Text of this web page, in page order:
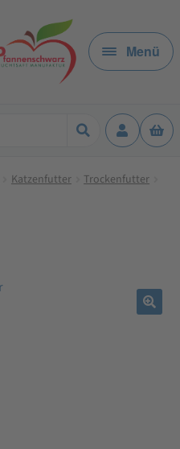
Menü
Katzenfutter
Trockenfutter